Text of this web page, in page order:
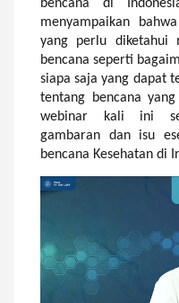
bencana di
menyampaikan
yang perlu diketahui
bencana seperti
siapa saja yang dapat
tentang bencana
webinar kali ini
gambaran dan isu
bencana Kesehatan di